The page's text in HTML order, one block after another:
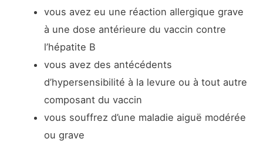
vous avez eu une réaction allergique grave
à une dose antérieure du vaccin contre
l’hépatite B
vous avez des antécédents
d’hypersensibilité à la levure ou à tout autre
composant du vaccin
vous souffrez d’une maladie aiguë modérée
ou grave